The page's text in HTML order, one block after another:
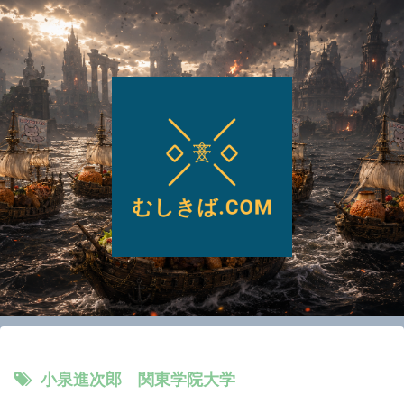
小泉進次郎 関東学院大学